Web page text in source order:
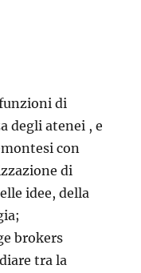
di
degli atenei , e
con
di
idee, della
brokers
tra la